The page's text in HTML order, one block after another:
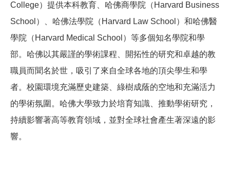
College）提供本科教育、哈佛商學院（Harvard Business
School）、哈佛法學院（Harvard Law School）和哈佛醫
學院（Harvard Medical School）等多個知名學院和學
部。哈佛以其嚴謹的學術課程、開拓性的研究和卓越的教
職員而聞名於世，吸引了來自全球各地的頂尖學生和學
者。校園環境充滿歷史建築、綠樹成蔭的空地和充滿活力
的學術氛圍。哈佛大學致力於培育知識、推動學術研究，
持續影響著高等教育領域，並對全球社會產生著深遠的影
響。